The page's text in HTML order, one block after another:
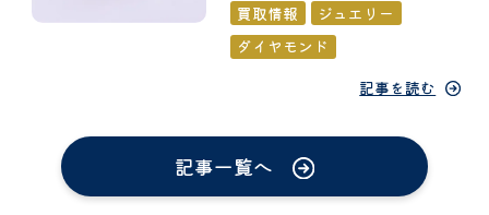
買取情報
ジュエリー
ダイヤモンド
記事を読む
記事一覧へ